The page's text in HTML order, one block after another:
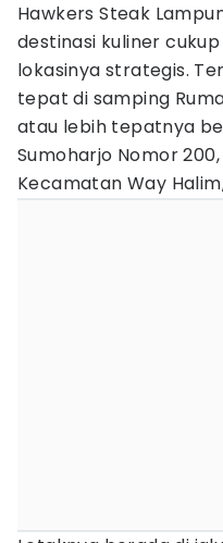
Hawkers Steak
destinasi kuliner
lokasinya strategis.
tepat di samping
atau lebih tepatnya
Sumoharjo Nomor
Kecamatan Way